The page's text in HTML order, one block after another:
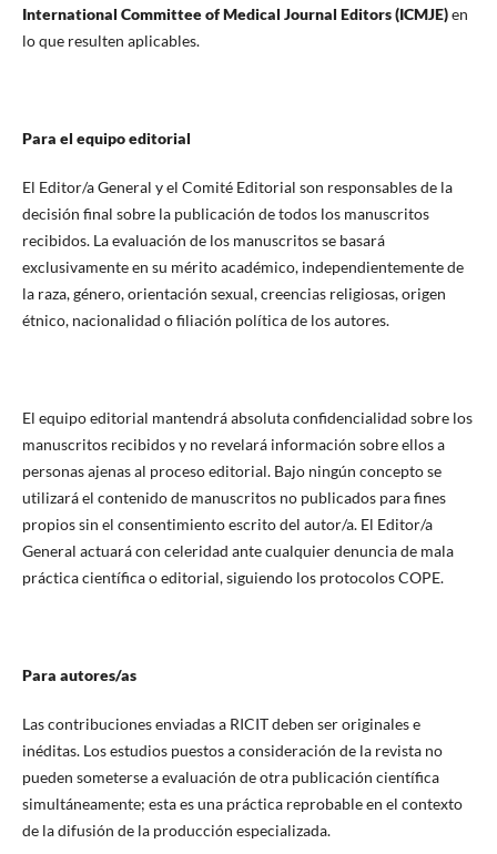
International Committee of Medical Journal Editors (ICMJE)en
lo que resulten aplicables.
Para el equipo editorial
El Editor/a General y el Comité Editorial son responsables de la
decisión final sobre la publicación de todos los manuscritos
recibidos. La evaluación de los manuscritos se basará
exclusivamente en su mérito académico, independientemente de
la raza, género, orientación sexual, creencias religiosas, origen
étnico, nacionalidad o filiación política de los autores.
El equipo editorial mantendrá absoluta confidencialidad sobre los
manuscritos recibidos y no revelará información sobre ellos a
personas ajenas al proceso editorial. Bajo ningún concepto se
utilizará el contenido de manuscritos no publicados para fines
propios sin el consentimiento escrito del autor/a. El Editor/a
General actuará con celeridad ante cualquier denuncia de mala
práctica científica o editorial, siguiendo los protocolos COPE.
Para autores/as
Las contribuciones enviadas a RICIT deben ser originales e
inéditas. Los estudios puestos a consideración de la revista no
pueden someterse a evaluación de otra publicación científica
simultáneamente; esta es una práctica reprobable en el contexto
de la difusión de la producción especializada.